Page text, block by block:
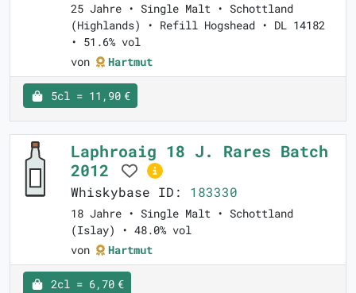
25 Jahre • Single Malt • Schottland
(Highlands) • Refill Hogshead • DL 14182
• 51.6% vol
von
Hartmut
5cl = 11,90 €
Laphroaig 18 J. Rares Batch
2012
Whiskybase ID: 183330
18 Jahre • Single Malt • Schottland
(Islay) • 48.0% vol
von
Hartmut
2cl = 6,70 €